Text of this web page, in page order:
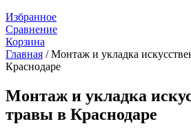
Избранное
Сравнение
Корзина
Главная /Монтаж и укладка
Краснодаре
Монтаж и укладка
травы в Краснодаре